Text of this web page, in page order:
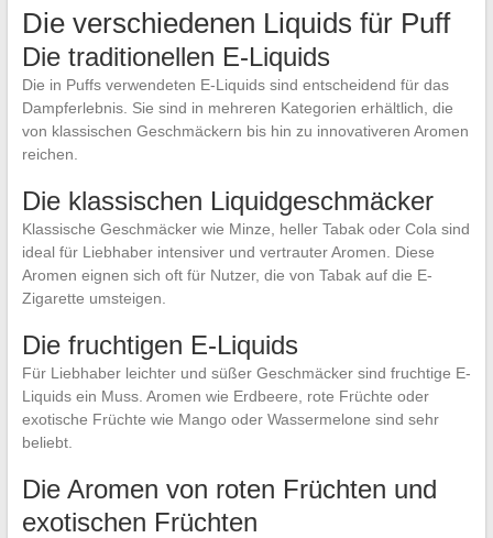
Die verschiedenen Liquids für Puff
Die traditionellen E-Liquids
Die in Puffs verwendeten E-Liquids sind entscheidend für das
Dampferlebnis. Sie sind in mehreren Kategorien erhältlich, die
von klassischen Geschmäckern bis hin zu innovativeren Aromen
reichen.
Die klassischen Liquidgeschmäcker
Klassische Geschmäcker wie Minze, heller Tabak oder Cola sind
ideal für Liebhaber intensiver und vertrauter Aromen. Diese
Aromen eignen sich oft für Nutzer, die von Tabak auf die E-
Zigarette umsteigen.
Die fruchtigen E-Liquids
Für Liebhaber leichter und süßer Geschmäcker sind fruchtige E-
Liquids ein Muss. Aromen wie Erdbeere, rote Früchte oder
exotische Früchte wie Mango oder Wassermelone sind sehr
beliebt.
Die Aromen von roten Früchten und
exotischen Früchten